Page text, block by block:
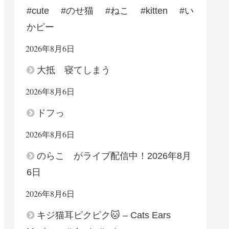
#cute #のせ猫 #ねこ #kitten #い
かピー
2026年8月6日
大抵 寝てしまう
2026年8月6日
ドフっ
2026年8月6日
のらこ がライブ配信中！2026年8月
6日
2026年8月6日
キジ猫耳ピクピク🐱 – Cats Ears